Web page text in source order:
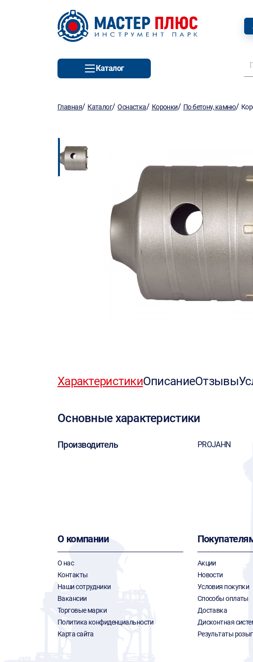
Каталог
Главная/ Каталог/Оснастка/ Коронки/ По бетону, камню/
ХарактеристикиОписаниеОтзывы
Основные характеристики
Производитель PROJAHN
О компании
О нас
Контакты
Наши сотрудники
Вакансии
Торговые марки
Политика конфиденциальности
Карта сайта
Акции
Новости
Условия покупки
Способы оплаты
Доставка
Дисконтная
Результаты